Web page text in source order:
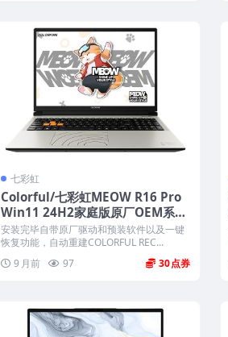
七彩虹
Colorful/七彩虹MEOW R16 Pro
Win11 24H2家庭版原厂OEM系统
带COLORFUL一键还原
安装完毕自带原厂驱动和预装软件以及一键
恢复功能，自动重建COLORFUL REC...
9 月前
97 30